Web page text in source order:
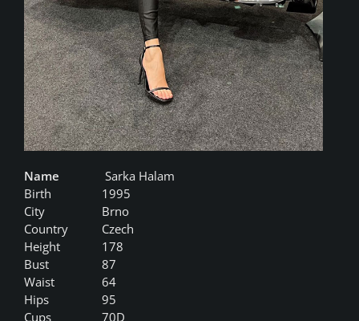
Name
Sarka Halam
Birth
1995
City
Brno
Country
Czech
Height
178
Bust
87
Waist
64
Hips
95
Cups
70D